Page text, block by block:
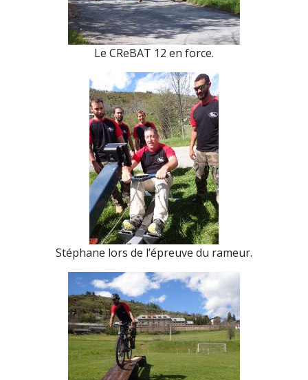
Le CReBAT 12 en force.
Stéphane lors de l’épreuve du rameur.